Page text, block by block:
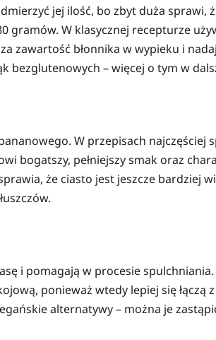
jej ilość, bo zbyt duża sprawi,
W klasycznej recepturze
zawartość błonnika w wypieku i
– więcej o tym w
W przepisach
bogatszy, pełniejszy smak oraz
że ciasto jest jeszcze bardziej
i pomagają w procesie
ponieważ wtedy lepiej się łączą
alternatywy – można je